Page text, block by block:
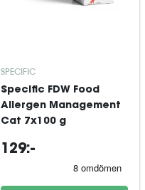
SPECIFIC
Specific FDW Food
Allergen Management
Cat 7x100 g
129:-